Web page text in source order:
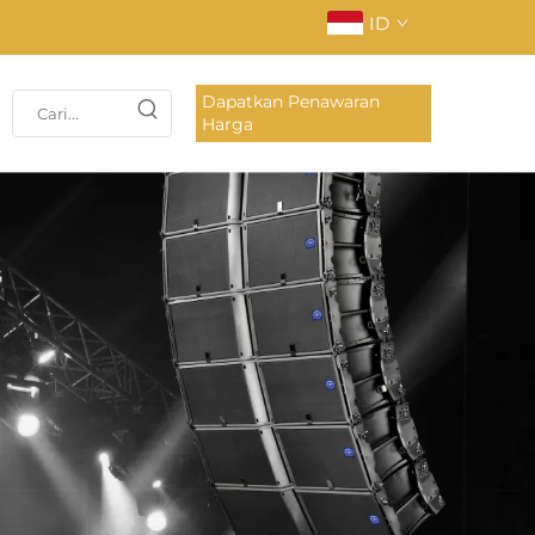
ID
Dapatkan Penawaran
Harga